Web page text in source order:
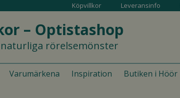
Köpvillkor Leveransinfo
– Optistashop
rörelsemönster
Varumärkena Inspiration Butiken i Höör